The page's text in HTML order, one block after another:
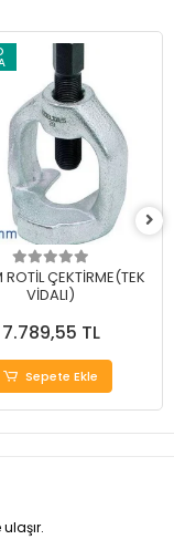
ÇEKTİRME(TEK
VİDALI)
7.789,55 TL
Sepete Ekle